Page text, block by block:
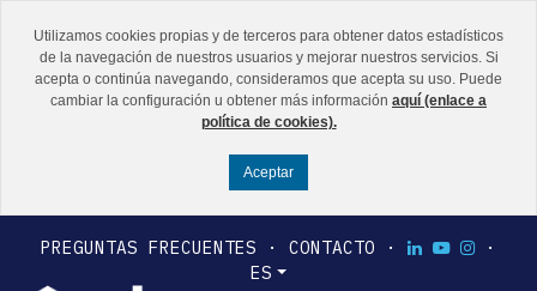
Utilizamos cookies propias y de terceros para obtener datos estadísticos
de la navegación de nuestros usuarios y mejorar nuestros servicios. Si
acepta o continúa navegando, consideramos que acepta su uso. Puede
cambiar la configuración u obtener más información aquí (enlace a
política de cookies).
PREGUNTAS FRECUENTES
CONTACTO
ES